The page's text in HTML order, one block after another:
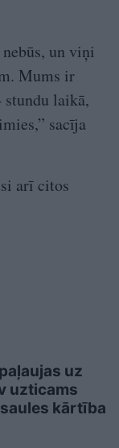
un viņi
Mums ir
stundu laikā,
sacīja
arī citos
uz
uzticams
kārtība